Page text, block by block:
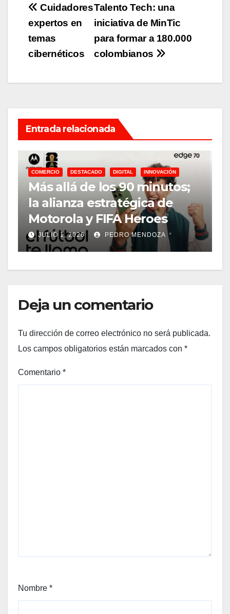
Navegación
de
entradas
Talento Tech: una
iniciativa de MinTic
para formar a 180.000
colombianos
Cuidadores
expertos en
temas
cibernéticos
Entrada relacionada
COMERCIO DESTACADO DIGITAL INNOVACIÓN
Más allá de los 90 minutos;
la alianza estratégica de
Motorola y FIFA Heroes
JULIO 1, 2026 PEDRO MENDOZA
Deja un comentario
Tu dirección de correo electrónico no será publicada.
Los campos obligatorios están marcados con *
Comentario *
Nombre *